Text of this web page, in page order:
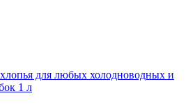
для любых холодноводных и
1 л